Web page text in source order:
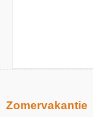
Zomervakantie